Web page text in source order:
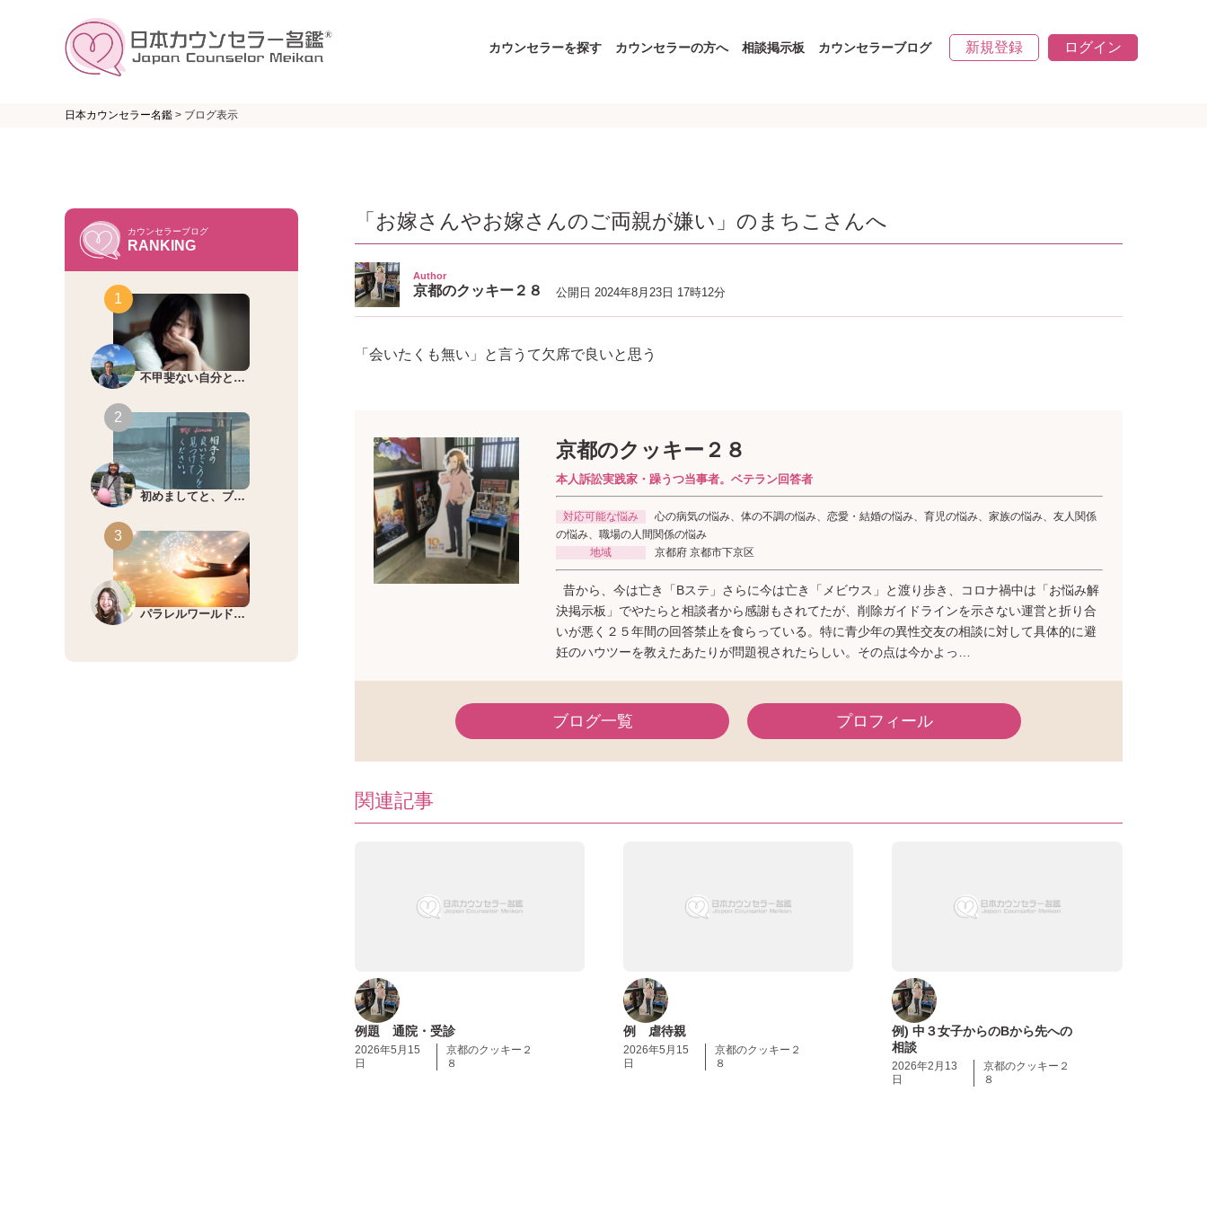
カウンセラーを探す カウンセラーの方へ 相談掲示板 カウンセラーブログ 新規登録 ログイン
日本カウンセラー名鑑 > ブログ表示
「お嫁さんやお嫁さんのご両親が嫌い」のまちこさんへ
Author
京都のクッキー２８ 公開日 2024年8月23日 17時12分
「会いたくも無い」と言うて欠席で良いと思う
京都のクッキー２８
本人訴訟実践家・躁うつ当事者。ベテラン回答者
対応可能な悩み
心の病気の悩み、体の不調の悩み、恋愛・結婚の悩み、育児の悩み、家族の悩み、友人関係
の悩み、職場の人間関係の悩み
地域
京都府 京都市下京区
昔から、今は亡き「Bステ」さらに今は亡き「メビウス」と渡り歩き、コロナ禍中は「お悩み解
決掲示板」でやたらと相談者から感謝もされてたが、削除ガイドラインを示さない運営と折り合
いが悪く２５年間の回答禁止を食らっている。特に青少年の異性交友の相談に対して具体的に避
妊のハウツーを教えたあたりが問題視されたらしい。その点は今かよっ…
ブログ一覧 プロフィール
関連記事
例題 通院・受診
2026年5月15
日
京都のクッキー２
８
例 虐待親
2026年5月15
日
京都のクッキー２
８
例) 中３女子からのBから先への
相談
2026年2月13
日
京都のクッキー２
８
カウンセラーブログ
RANKING
不甲斐ない自分と…
初めましてと、ブ…
パラレルワールド…